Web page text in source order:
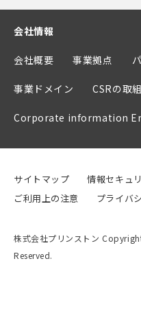
会社情報
会社概要 事業拠点
事業ドメイン CSRの取
Corporate information
サイトマップ
情報セキュ
ご利用上の注意
プライバ
株式会社プリンストン
Reserved.